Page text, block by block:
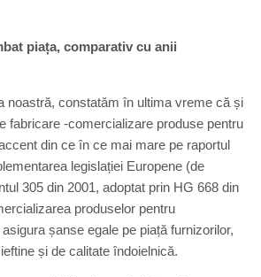
piața, comparativ cu anii
noastră, constatăm în ultima vreme că și
fabricare -comercializare produse pentru
din ce în ce mai mare pe raportul
legislației Europene (de
305 din 2001, adoptat prin HG 668 din
produselor pentru
șanse egale pe piață furnizorilor,
și de calitate îndoielnică.